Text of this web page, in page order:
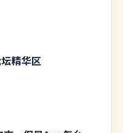
精华区